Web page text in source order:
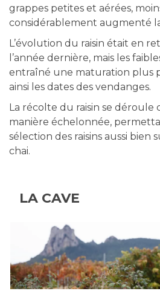
grappes petites et aérées,
considérablement augmenté
L’évolution du raisin était en
l’année dernière, mais les
entraîné une maturation plus
ainsi les dates des vendanges.
La récolte du raisin se déroule
manière échelonnée,
sélection des raisins aussi bien
chai.
LA CAVE